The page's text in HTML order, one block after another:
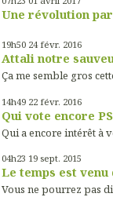
Une révolution
19h50 24 févr. 2016
Attali notre
Ça me semble gros
14h49 22 févr. 2016
Qui vote encore
Qui a encore intérêt à
04h23 19 sept. 2015
Le temps est venu
Vous ne pourrez pas